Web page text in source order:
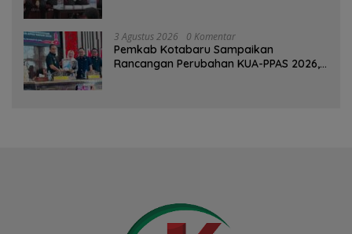
3 Agustus 2026 0 Komentar
Pemkab Kotabaru Sampaikan
Rancangan Perubahan KUA-PPAS 2026,